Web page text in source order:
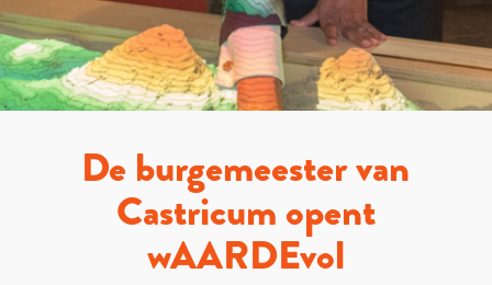
De burgemeester van
Castricum opent
wAARDEvol